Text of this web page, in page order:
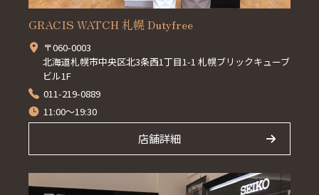
GRACIS WATCH 札幌 Dutyfree
〒060-0003
北海道札幌市中央区北3条西1丁目1-1 札幌ブリックキューブ
ビル1F
011-219-0889
11:00～19:30
店舗詳細